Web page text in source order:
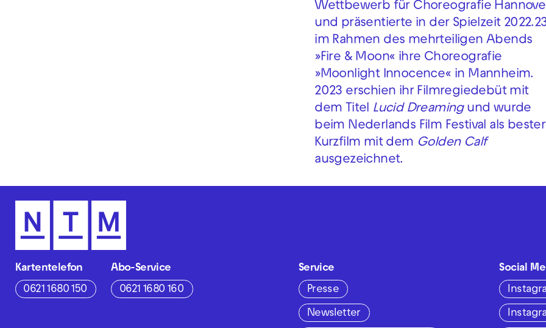
Wettbewerb für Choreografie
und präsentierte in der Spielzeit
im Rahmen des mehrteiligen Abends
»Fire & Moon« ihre Choreografie
»Moonlight Innocence« in Mannheim.
2023 erschien ihr Filmregiedebüt mit
dem Titel Lucid Dreamingund wurde
beim Nederlands Film Festival als bester
Kurzfilm mit dem Golden Calf
ausgezeichnet.
Kartentelefon
0621 1680 150
Abo-Service
0621 1680 160
Service
Presse
Newsletter
Social